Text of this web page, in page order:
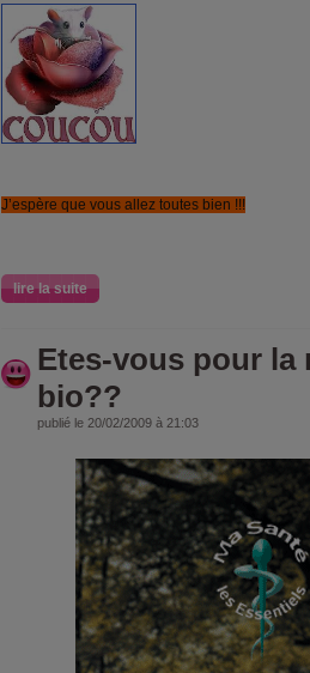
J’espère que vous allez toutes bien !!!
lire la suite
Etes-vous pour la
bio??
publié le 20/02/2009 à 21:03